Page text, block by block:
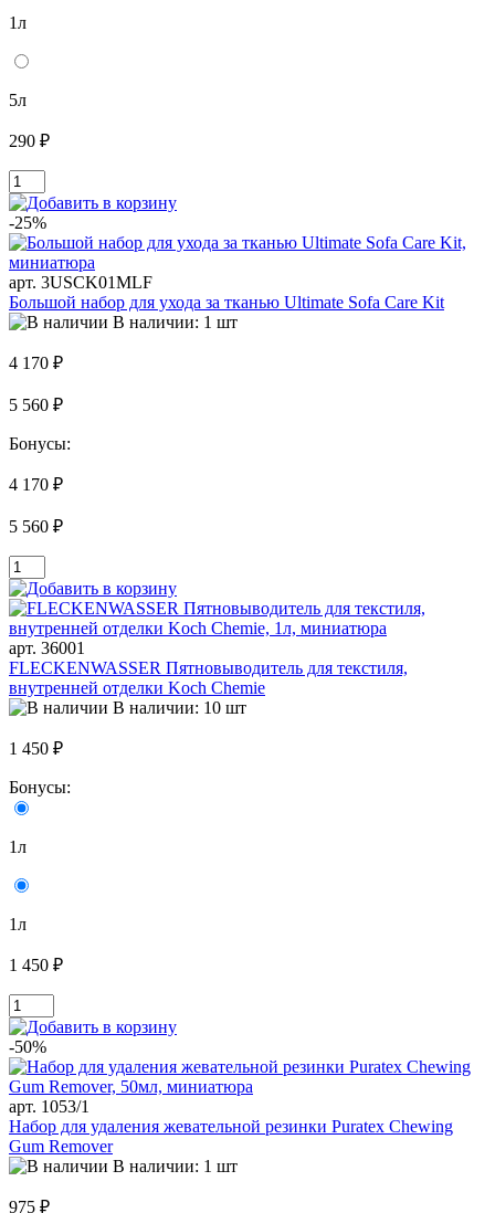
1л
5л
290 ₽
-25%
арт. 3USCK01MLF
Большой набор для ухода за тканью Ultimate Sofa Care Kit
В наличии: 1 шт
4 170 ₽
5 560 ₽
Бонусы:
4 170 ₽
5 560 ₽
арт. 36001
FLECKENWASSER Пятновыводитель для текстиля,
внутренней отделки Koch Chemie
В наличии: 10 шт
1 450 ₽
Бонусы:
1л
1л
1 450 ₽
-50%
арт. 1053/1
Набор для удаления жевательной резинки Puratex Chewing
Gum Remover
В наличии: 1 шт
975 ₽